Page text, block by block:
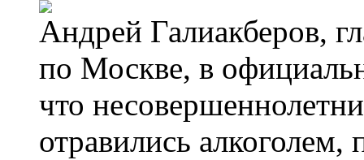
Андрей Галиакберов,
по Москве, в
что
отравились